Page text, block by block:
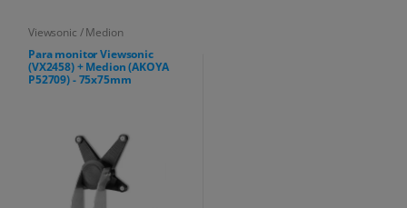
Viewsonic / Medion
Para monitor Viewsonic
(VX2458) + Medion (AKOYA
P52709) - 75x75mm